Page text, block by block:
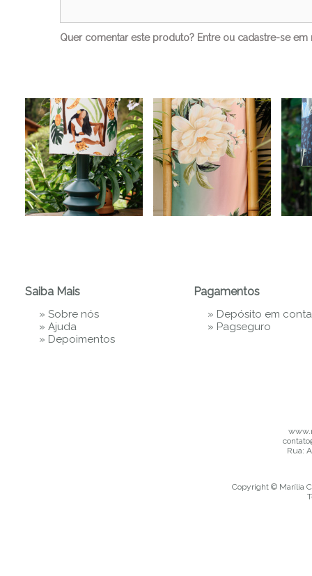
Quer comentar este produto? Entreou cadastre-seem
Saiba Mais
» Sobre nós
» Ajuda
» Depoimentos
Pagamentos
» Depósito em conta
» Pagseguro
Rua:
Copyright © Marília